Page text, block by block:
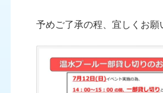
予めご了承の程、宜しくお願